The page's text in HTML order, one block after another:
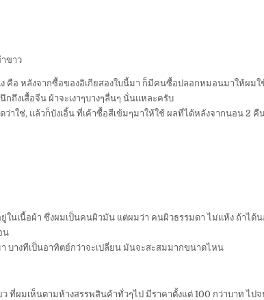
ขาว
อ หลังจากซื้อของอิเกียสองใบนี้มา ก็มีคนซื้อปลอกหมอนมาให้ผมใ
ถึงเสื้อจีน ผ้าจะเงาๆบางๆลื่นๆ นั่นแหละครับ
าใช่, แล้วก็บังเอิ้น ที่เค้าซื้อสีเข้มๆมาให้ใช้ ผลที่ได้หลังจากนอน 2 คื
นเนื้อผ้า ซึ่งผมเป็นคนผิวมัน แต่ผมว่า คนผิวธรรมดา ไม่แห้ง ถ้าได้
น
บางทีเป็นอาทิตย์กว่าจะเปลี่ยน มันจะสะสมมากขนาดไหน
ที่ผมเห็นตามห้างสรรพสินค้าทั่วๆไป มีราคาตั้งแต่ 100 กว่าบาท ไปจ